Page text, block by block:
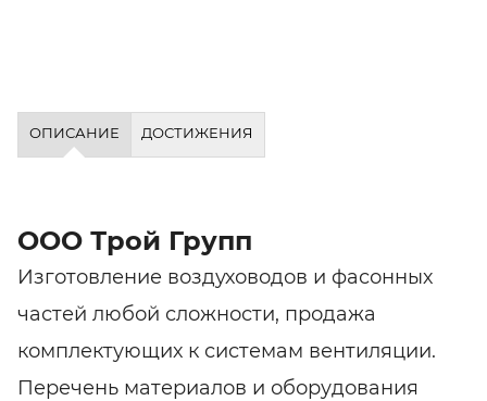
ОПИСАНИЕ ДОСТИЖЕНИЯ
ООО Трой Групп
Изготовление воздуховодов и фасонных
частей любой сложности, продажа
комплектующих к системам вентиляции.
Перечень материалов и оборудования